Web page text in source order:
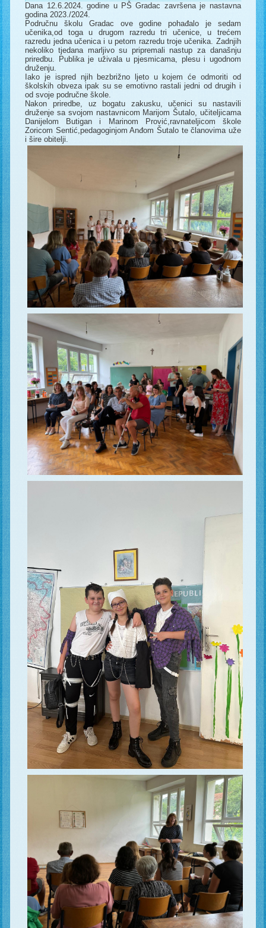
Dana 12.6.2024. godine u PŠ Gradac završena je nastavna
godina 2023./2024.
Područnu školu Gradac ove godine pohađalo je sedam
učenika,od toga u drugom razredu tri učenice, u trećem
razredu jedna učenica i u petom razredu troje učenika. Zadnjih
nekoliko tjedana marljivo su pripremali nastup za današnju
priredbu. Publika je uživala u pjesmicama, plesu i ugodnom
druženju.
Iako je ispred njih bezbrižno ljeto u kojem će odmoriti od
školskih obveza ipak su se emotivno rastali jedni od drugih i
od svoje područne škole.
Nakon priredbe, uz bogatu zakusku, učenici su nastavili
druženje sa svojom nastavnicom Marijom Šutalo, učiteljicama
Danijelom Butigan i Marinom Prović,ravnateljicom škole
Zoricom Sentić,pedagoginjom Anđom Šutalo te članovima uže
i šire obitelji.